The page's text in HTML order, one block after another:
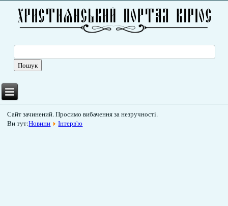
Сайт зачинений. Просимо вибачення за незручності.
Ви тут:Новини Інтерв'ю